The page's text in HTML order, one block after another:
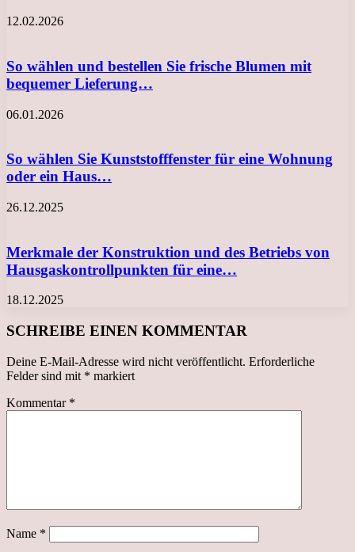
12.02.2026
So wählen und bestellen Sie frische Blumen mit
bequemer Lieferung…
06.01.2026
So wählen Sie Kunststofffenster für eine Wohnung
oder ein Haus…
26.12.2025
Merkmale der Konstruktion und des Betriebs von
Hausgaskontrollpunkten für eine…
18.12.2025
SCHREIBE EINEN KOMMENTAR
Deine E-Mail-Adresse wird nicht veröffentlicht. Erforderliche
Felder sind mit * markiert
Kommentar *
Name *